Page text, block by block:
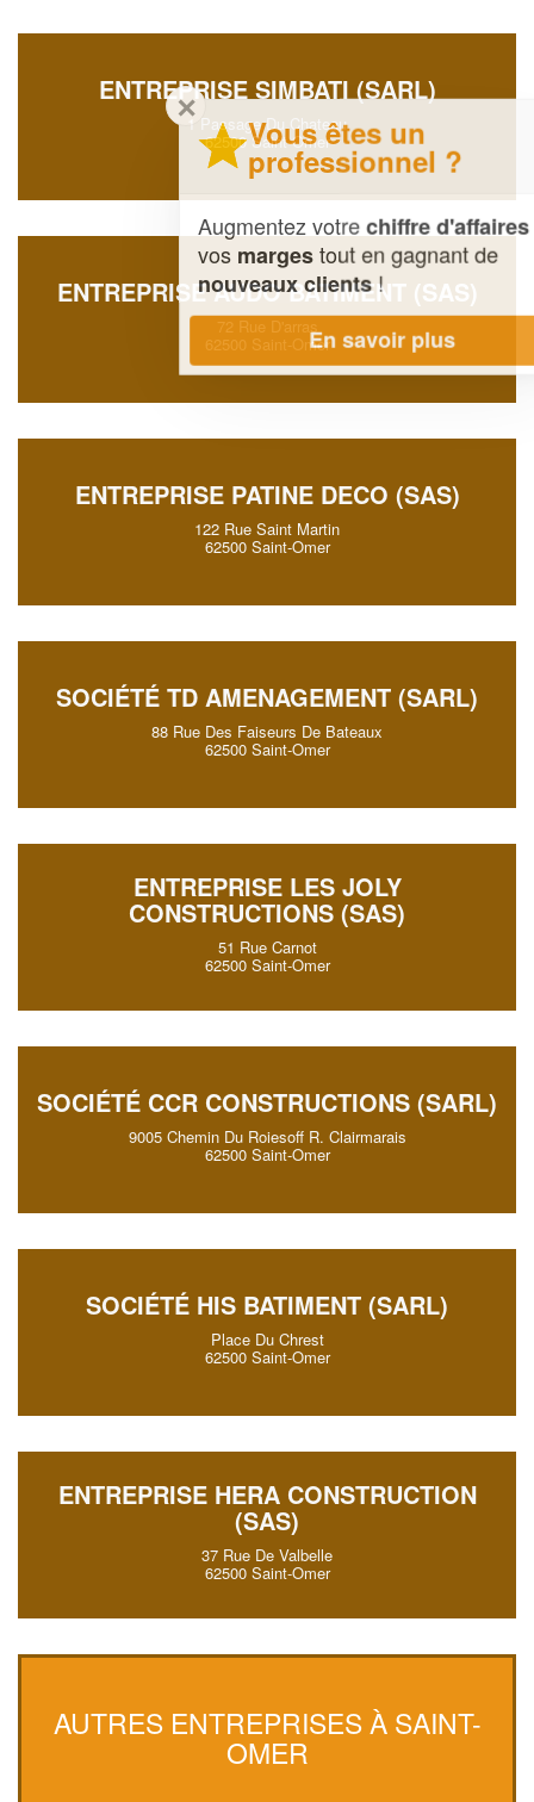
ENTREPRISE SIMBATI (SARL)
1 Passage Du Chateau
62500 Saint-Omer
ENTREPRISE AUDO BATIMENT (SAS)
72 Rue D'arras
62500 Saint-Omer
ENTREPRISE PATINE DECO (SAS)
122 Rue Saint Martin
62500 Saint-Omer
SOCIÉTÉ TD AMENAGEMENT (SARL)
88 Rue Des Faiseurs De Bateaux
62500 Saint-Omer
ENTREPRISE LES JOLY
CONSTRUCTIONS (SAS)
51 Rue Carnot
62500 Saint-Omer
SOCIÉTÉ CCR CONSTRUCTIONS (SARL)
9005 Chemin Du Roiesoff R. Clairmarais
62500 Saint-Omer
SOCIÉTÉ HIS BATIMENT (SARL)
Place Du Chrest
62500 Saint-Omer
ENTREPRISE HERA CONSTRUCTION
(SAS)
37 Rue De Valbelle
62500 Saint-Omer
AUTRES ENTREPRISES À SAINT-
OMER
✕
Vous êtes un
professionnel ?
Augmentez votrechiffre d'affaireset
margestout en gagnant de
nouveaux clients!
En savoir plus